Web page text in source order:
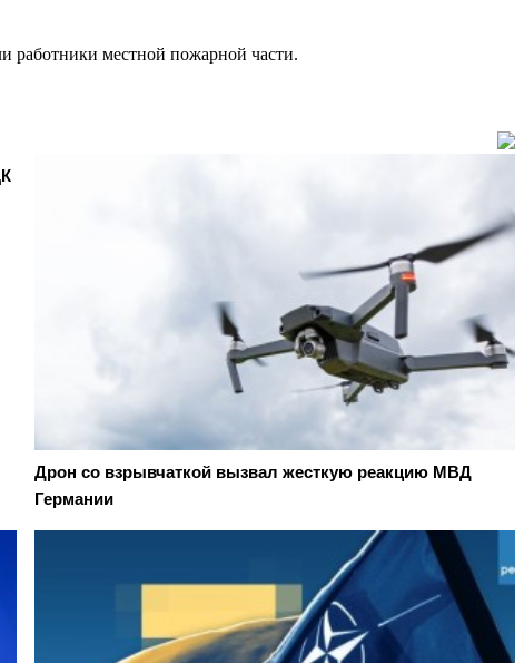
работники местной пожарной части.
Дрон со взрывчаткой вызвал жесткую реакцию МВД
Германии